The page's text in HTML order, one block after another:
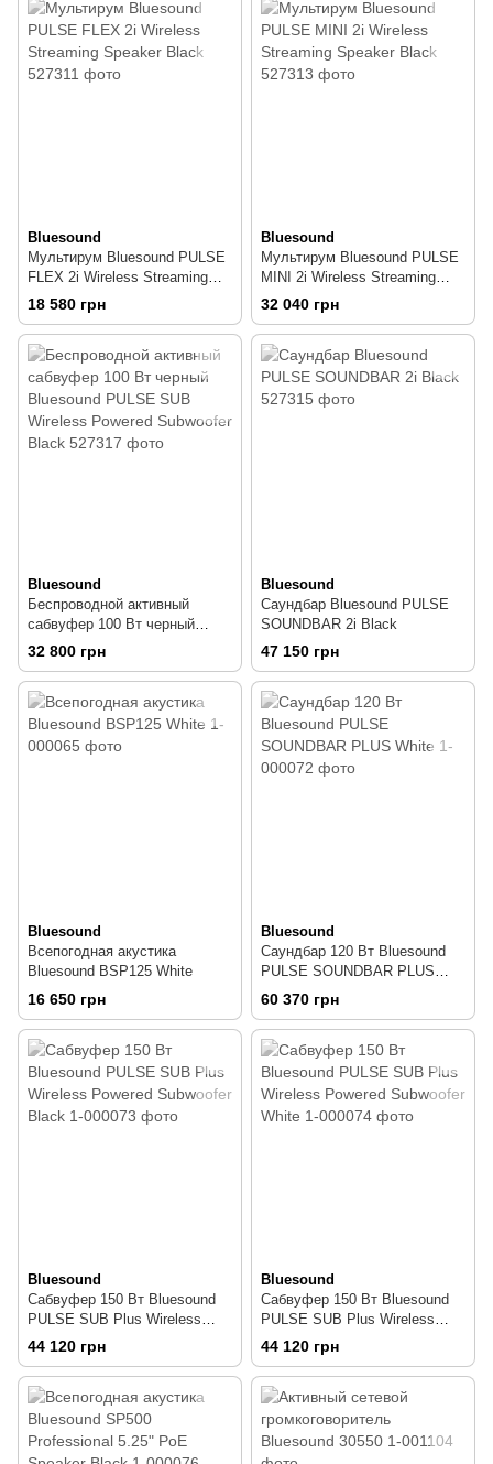
Bluesound
Мультирум Bluesound PULSE
FLEX 2i Wireless Streaming
Speaker Black
18 580 грн
Bluesound
Мультирум Bluesound PULSE
MINI 2i Wireless Streaming
Speaker Black
32 040 грн
Bluesound
Беспроводной активный
сабвуфер 100 Вт черный
Bluesound PULSE SUB
Wireless Powered Subwoofer
Black
32 800 грн
Bluesound
Саундбар Bluesound PULSE
SOUNDBAR 2i Black
47 150 грн
Bluesound
Всепогодная акустика
Bluesound BSP125 White
16 650 грн
Bluesound
Саундбар 120 Вт Bluesound
PULSE SOUNDBAR PLUS
White
60 370 грн
Bluesound
Сабвуфер 150 Вт Bluesound
PULSE SUB Plus Wireless
Powered Subwoofer Black
44 120 грн
Bluesound
Сабвуфер 150 Вт Bluesound
PULSE SUB Plus Wireless
Powered Subwoofer White
44 120 грн